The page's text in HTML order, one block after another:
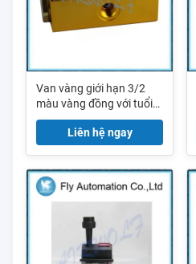
Van vàng giới hạn 3/2
màu vàng đồng với tuổi
thọ
Liên hệ ngay